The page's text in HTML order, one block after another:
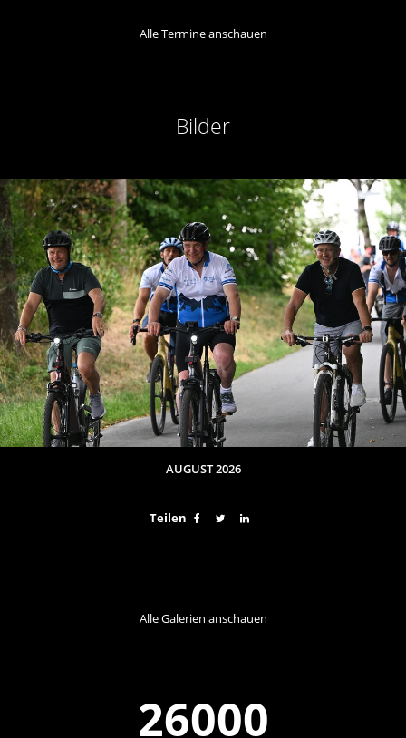
Alle Termine anschauen
Bilder
AUGUST 2026
Teilen
Alle Galerien anschauen
31200